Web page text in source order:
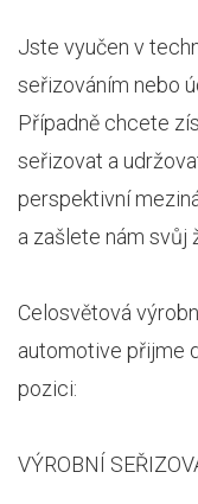
Jste vyučen v
seřizováním nebo
Případně chcete
seřizovat a
perspektivní
a zašlete nám svůj
Celosvětová
automotive přijme
pozici:
VÝROBNÍ